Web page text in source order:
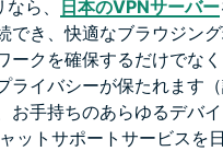
ら、 日本のVPNサーバー
でき、快適なブラウジン
ークを確保するだけでな
ライバシーが保たれます
お手持ちのあらゆるデバ
ットサポートサービスを